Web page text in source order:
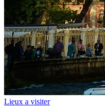
Lieux a visiter